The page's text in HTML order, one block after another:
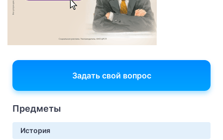
Задать свой вопрос
Предметы
История